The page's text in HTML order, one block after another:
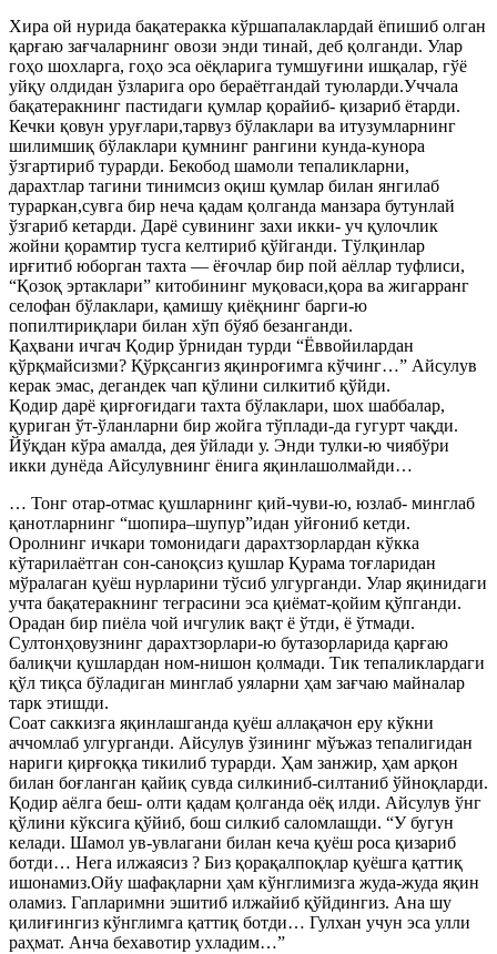
Хира ой нурида бақатеракка кўршапалаклардай ёпишиб олган
қарғаю зағчаларнинг овози энди тинай, деб қолганди. Улар
гоҳо шохларга, гоҳо эса оёқларига тумшуғини ишқалар, гўё
уйқу олдидан ўзларига оро бераётгандай туюларди.Уччала
бақатеракнинг пастидаги қумлар қорайиб- қизариб ётарди.
Кечки қовун уруғлари,тарвуз бўлаклари ва итузумларнинг
шилимшиқ бўлаклари қумнинг рангини кунда-кунора
ўзгартириб турарди. Бекобод шамоли тепаликларни,
дарахтлар тагини тинимсиз оқиш қумлар билан янгилаб
тураркан,сувга бир неча қадам қолганда манзара бутунлай
ўзгариб кетарди. Дарё сувининг захи икки- уч қулочлик
жойни қорамтир тусга келтириб қўйганди. Тўлқинлар
ирғитиб юборган тахта — ёғочлар бир пой аёллар туфлиси,
“Қозоқ эртаклари” китобининг муқоваси,қора ва жигарранг
селофан бўлаклари, қамишу қиёқнинг барги-ю
попилтириқлари билан хўп бўяб безанганди.
Қаҳвани ичгач Қодир ўрнидан турди “Ёввойилардан
қўрқмайсизми? Қўрқсангиз яқинроғимга кўчинг…” Айсулув
керак эмас, дегандек чап қўлини силкитиб қўйди.
Қодир дарё қирғоғидаги тахта бўлаклари, шох шаббалар,
қуриган ўт-ўланларни бир жойга тўплади-да гугурт чақди.
Йўқдан кўра амалда, дея ўйлади у. Энди тулки-ю чиябўри
икки дунёда Айсулувнинг ёнига яқинлашолмайди…
… Тонг отар-отмас қушларнинг қий-чуви-ю, юзлаб- минглаб
қанотларнинг “шопира–шупур”идан уйғониб кетди.
Оролнинг ичкари томонидаги дарахтзорлардан кўкка
кўтарилаётган сон-саноқсиз қушлар Қурама тоғларидан
мўралаган қуёш нурларини тўсиб улгурганди. Улар яқинидаги
учта бақатеракнинг теграсини эса қиёмат-қойим қўпганди.
Орадан бир пиёла чой ичгулик вақт ё ўтди, ё ўтмади.
Султонҳовузнинг дарахтзорлари-ю бутазорларида қарғаю
балиқчи қушлардан ном-нишон қолмади. Тик тепаликлардаги
қўл тиқса бўладиган минглаб уяларни ҳам зағчаю майналар
тарк этишди.
Соат саккизга яқинлашганда қуёш аллақачон еру кўкни
аччомлаб улгурганди. Айсулув ўзининг мўъжаз тепалигидан
нариги қирғоққа тикилиб турарди. Ҳам занжир, ҳам арқон
билан боғланган қайиқ сувда силкиниб-силтаниб ўйноқларди.
Қодир аёлга беш- олти қадам қолганда оёқ илди. Айсулув ўнг
қўлини кўксига қўйиб, бош силкиб саломлашди. “У бугун
келади. Шамол ув-увлагани билан кеча қуёш роса қизариб
ботди… Нега илжаясиз ? Биз қорақалпоқлар қуёшга қаттиқ
ишонамиз.Ойу шафақларни ҳам кўнглимизга жуда-жуда яқин
оламиз. Гапларимни эшитиб илжайиб қўйдингиз. Ана шу
қилиғингиз кўнглимга қаттиқ ботди… Гулхан учун эса улли
раҳмат. Анча бехавотир ухладим…”